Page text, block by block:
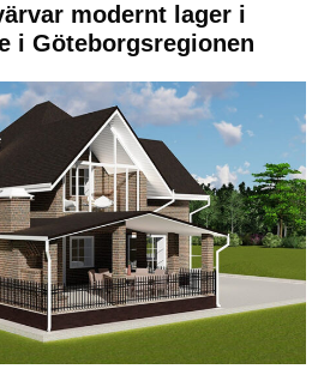
modernt lager i
i Göteborgsregionen